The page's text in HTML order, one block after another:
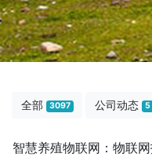
全部 3097 公司动态 5
智慧养殖物联网：物联